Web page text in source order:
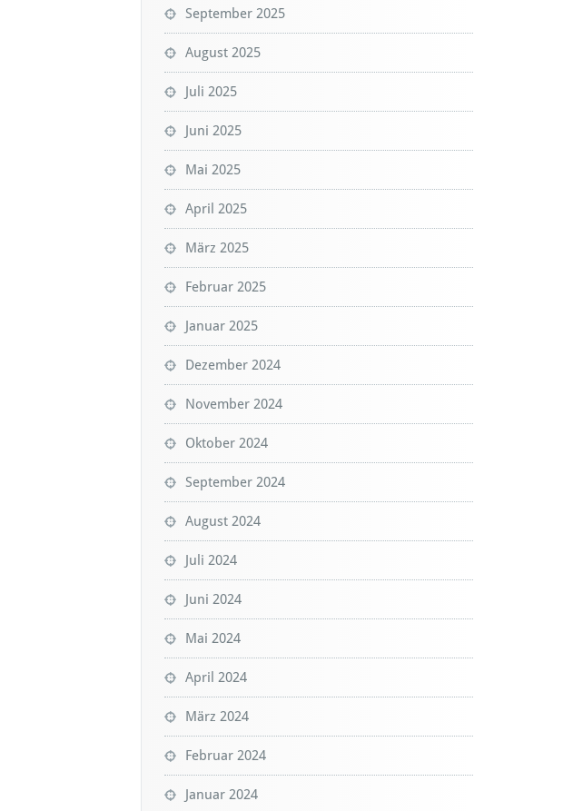
September 2025
August 2025
Juli 2025
Juni 2025
Mai 2025
April 2025
März 2025
Februar 2025
Januar 2025
Dezember 2024
November 2024
Oktober 2024
September 2024
August 2024
Juli 2024
Juni 2024
Mai 2024
April 2024
März 2024
Februar 2024
Januar 2024